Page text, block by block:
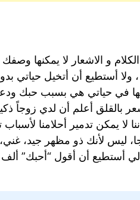
و الاشعار لا يمكنها وصفك
، ولا أستطيع أن أتخيل
في حياتي هي بسبب حبك
أعلم أن لدي زوجاً ذكيا
لا يمكن تدمير أحلامنا
ليس لأنك ذو مظهر جيد،
أن أقول “أحبك” ألف